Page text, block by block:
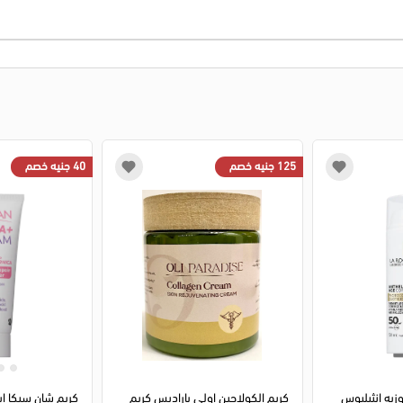
40 جنيه خصم
كريم شان سيكا ايه
125 جنيه خصم
كريم الكولاجين اولي باراديس كريم
انثيليوس